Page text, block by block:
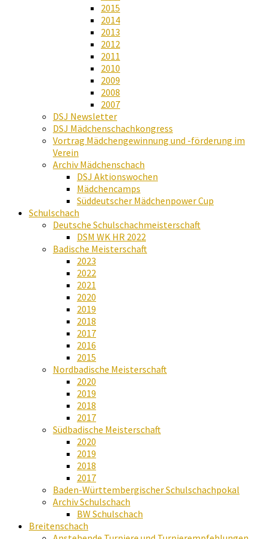
2015
2014
2013
2012
2011
2010
2009
2008
2007
DSJ Newsletter
DSJ Mädchenschachkongress
Vortrag Mädchengewinnung und -förderung im
Verein
Archiv Mädchenschach
DSJ Aktionswochen
Mädchencamps
Süddeutscher Mädchenpower Cup
Schulschach
Deutsche Schulschachmeisterschaft
DSM WK HR 2022
Badische Meisterschaft
2023
2022
2021
2020
2019
2018
2017
2016
2015
Nordbadische Meisterschaft
2020
2019
2018
2017
Südbadische Meisterschaft
2020
2019
2018
2017
Baden-Württembergischer Schulschachpokal
Archiv Schulschach
BW Schulschach
Breitenschach